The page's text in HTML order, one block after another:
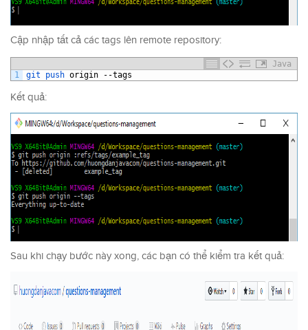
Cập nhập tất cả các tags lên remote repository:
Java
1
git push origin --tags
Kết quả:
Sau khi chạy bước này xong, các bạn có thể kiểm tra kết quả: